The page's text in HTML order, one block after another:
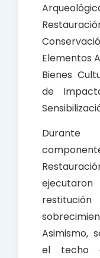
Elementos
Bienes
de
Asimismo,
el techo